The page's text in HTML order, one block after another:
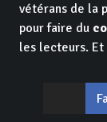
vétérans de la
pour faire du
les lecteurs. Et